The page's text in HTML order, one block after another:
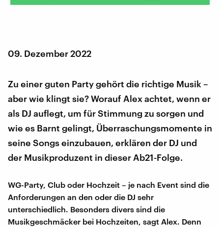
09. Dezember 2022
Zu einer guten Party gehört die richtige Musik –
aber wie klingt sie? Worauf Alex achtet, wenn er
als DJ auflegt, um für Stimmung zu sorgen und
wie es Barnt gelingt, Überraschungsmomente in
seine Songs einzubauen, erklären der DJ und
der Musikproduzent in dieser Ab21-Folge.
WG-Party, Club oder Hochzeit – je nach Event sind die
Anforderungen an den oder die DJ sehr
unterschiedlich. Besonders divers sind die
Musikgeschmäcker bei Hochzeiten, sagt Alex. Denn